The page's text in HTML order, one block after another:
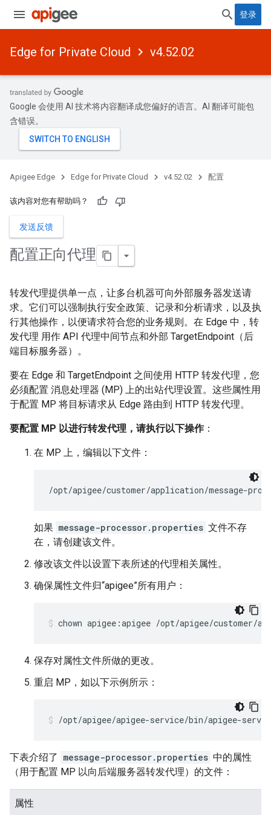
登录
Edge for Private Cloud v4.52.02
Google 会使用 AI 技术将内容翻译成您偏好的语言。AI 翻译可能包
含错误。
Apigee Edge Edge for Private Cloud v4.52.02 配置
该内容对您有帮助吗？
发送反馈
配置正向代理
转发代理提供单一点，让多台机器可向外部服务器发送请
求。它们可以强制执行安全政策、记录和分析请求，以及执
行其他操作，以便请求符合您的业务规则。在 Edge 中，转
发代理 用作 API 代理中间节点和外部 TargetEndpoint（后
端目标服务器）。
要在 Edge 和 TargetEndpoint 之间使用 HTTP 转发代理，您
必须配置 消息处理器 (MP) 上的出站代理设置。这些属性用
于配置 MP 将目标请求从 Edge 路由到 HTTP 转发代理。
要配置 MP 以进行转发代理，请执行以下操作：
在 MP 上，编辑以下文件：
/opt/apigee/customer/application/message-
如果 message-processor.properties 文件不存
在，请创建该文件。
修改该文件以设置下表所述的代理相关属性。
确保属性文件归“apigee”所有用户：
chown apigee:apigee /opt/apigee/customer/
保存对属性文件所做的更改。
重启 MP，如以下示例所示：
/opt/apigee/apigee-service/bin/apigee-
下表介绍了 message-processor.properties 中的属性
（用于配置 MP 以向后端服务器转发代理）的文件：
属性